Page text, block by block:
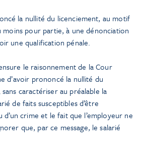
la nullité du licenciement, au motif
moins pour partie, à une dénonciation
une qualification pénale.
le raisonnement de la Cour
d’avoir prononcé la nullité du
caractériser au préalable la
de faits susceptibles d’être
crime et le fait que l’employeur ne
que, par ce message, le salarié